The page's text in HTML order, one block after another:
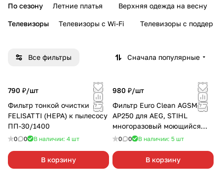
По сезону Летние платья Верхняя одежда на весну
Телевизоры Телевизоры с Wi-Fi Телевизоры с
Все фильтры Сначала популярные
790 ₽/шт
Фильтр тонкой очистки
FELISATTI (НЕРА) к пылесосу
ПП-30/1400
0 0 В наличии: 4 шт
В корзину
980 ₽/шт
Фильтр Euro Clean AGSM-
AP250 для AEG, STIHL
многоразовый моющийся
(полиэстер)
0 0 В наличии: 5 шт
В корзину